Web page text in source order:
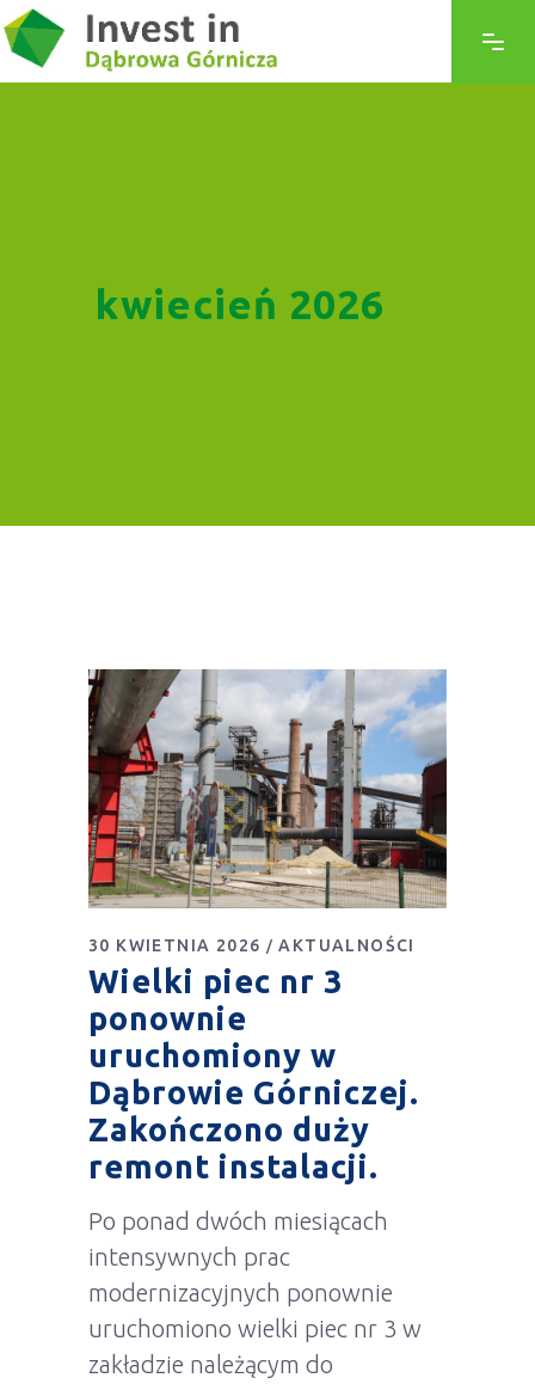
kwiecień 2026
30 KWIETNIA 2026 AKTUALNOŚCI
Wielki piec nr 3
ponownie
uruchomiony w
Dąbrowie Górniczej.
Zakończono duży
remont instalacji.
Po ponad dwóch miesiącach
intensywnych prac
modernizacyjnych ponownie
uruchomiono wielki piec nr 3 w
zakładzie należącym do